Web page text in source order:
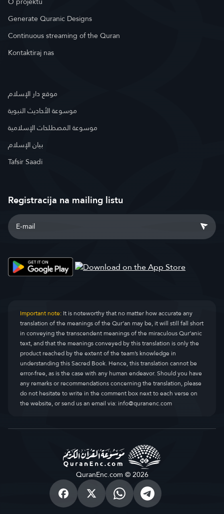
Generate Quranic Designs
Continuous streaming of the Quran
Kontaktiraj nas
موقع دار الإسلام
موسوعة الأحاديث النبوية
موسوعة المصطلحات الإسلامية
بيان الإسلام
Tafsir Saadi
Registracija na mailing listu
Important note:It is noteworthy that no matter how accurate any
translation of the meanings of the Qur’an may be, it will still fall short
in conveying the transcendent meanings of the miraculous Qur’anic
text, and that the meanings conveyed by this translation is only the
product reached by the extent of the team’s knowledge in
understanding this Sacred Book. Hence, this translation cannot be
error-free, as is the case with any human endeavor. Should you have
any remarks or recommendations concerning the translation, please
do not hesitate to write in the comment box next to each verse on
the website, or send us an email via:info@quranenc.com
QuranEnc.com © 2026